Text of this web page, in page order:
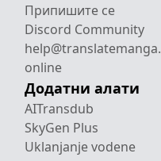
Припишите се
Discord Community
help@translatemanga.
online
Додатни алати
AITransdub
SkyGen Plus
Uklanjanje vodene